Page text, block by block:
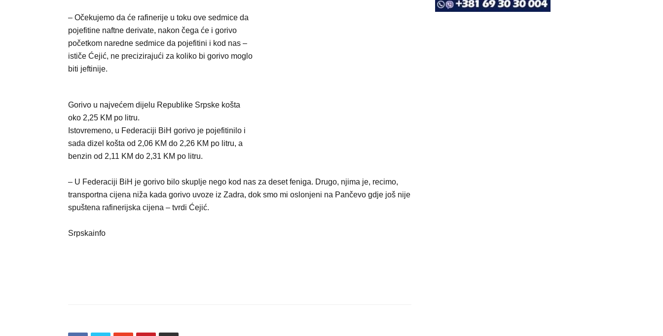
– Očekujemo da će rafinerije u toku ove sedmice da
pojefitine naftne derivate, nakon čega će i gorivo
početkom naredne sedmice da pojefitini i kod nas –
ističe Ćejić, ne precizirajući za koliko bi gorivo moglo
biti jeftinije.
Gorivo u najvećem dijelu Republike Srpske košta
oko 2,25 KM po litru.
Istovremeno, u Federaciji BiH gorivo je pojefitinilo i
sada dizel košta od 2,06 KM do 2,26 KM po litru, a
benzin od 2,11 KM do 2,31 KM po litru.
– U Federaciji BiH je gorivo bilo skuplje nego kod nas za deset feniga. Drugo, njima je, recimo,
transportna cijena niža kada gorivo uvoze iz Zadra, dok smo mi oslonjeni na Pančevo gdje još nije
spuštena rafinerijska cijena – tvrdi Ćejić.
Srpskainfo